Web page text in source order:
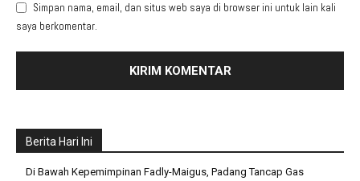
Simpan nama, email, dan situs web saya di browser ini untuk lain kali
saya berkomentar.
Berita Hari Ini
Di Bawah Kepemimpinan Fadly-Maigus, Padang Tancap Gas